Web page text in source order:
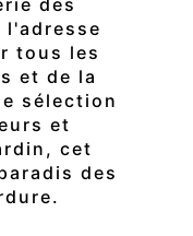
l'adresse
tous les
et de la
sélection
et
cet
des